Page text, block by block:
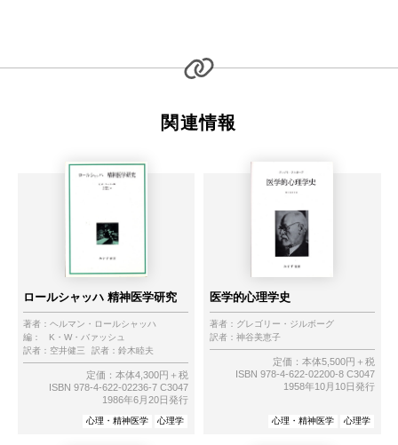
関連情報
ロールシャッハ 精神医学研究
著者： ヘルマン・ロールシャッハ
編：
K・W・バァッシュ
訳者： 空井健三 訳者： 鈴木睦夫
定価：本体4,300円＋税
ISBN 978-4-622-02236-7 C3047
1986年6月20日発行
心理・精神医学 心理学
医学的心理学史
著者： グレゴリー・ジルボーグ
訳者： 神谷美恵子
定価：本体5,500円＋税
ISBN 978-4-622-02200-8 C3047
1958年10月10日発行
心理・精神医学 心理学